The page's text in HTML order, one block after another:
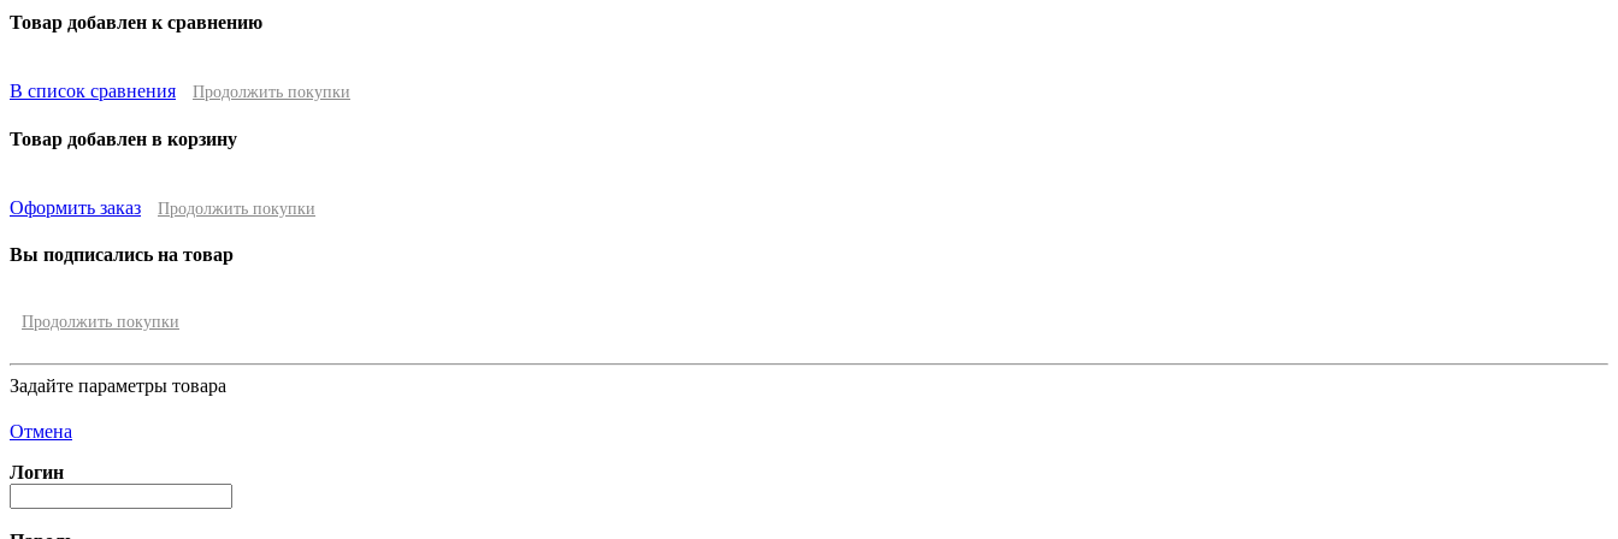
Товар добавлен к сравнению
В список сравнения Продолжить покупки
Товар добавлен в корзину
Оформить заказ Продолжить покупки
Вы подписались на товар
Продолжить покупки
Задайте параметры товара
Отмена
Логин